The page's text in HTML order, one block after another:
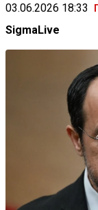
03.06.2026 18:33
SigmaLive